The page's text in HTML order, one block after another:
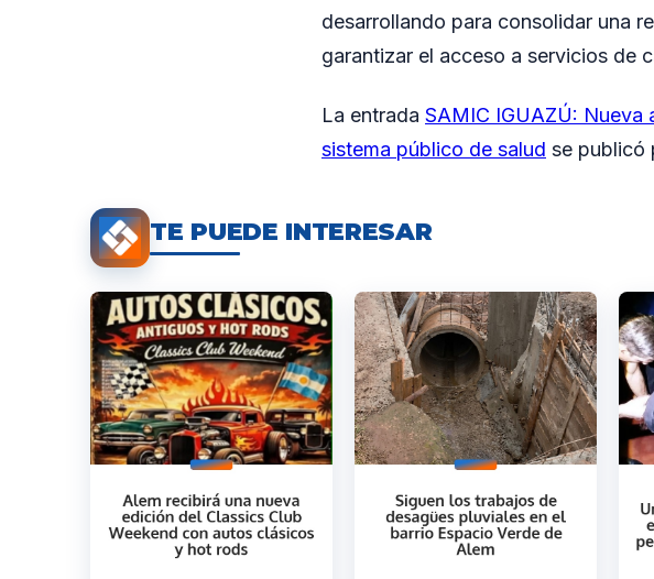
desarrollando para consolidar una
garantizar el acceso a servicios de
La entrada SAMIC IGUAZÚ: Nueva
sistema público de salud se publicó
TE PUEDE INTERESAR